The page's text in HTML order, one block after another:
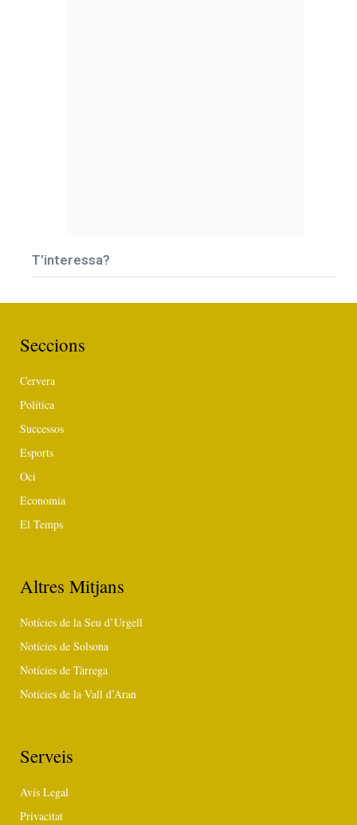
T’interessa?
Seccions
Cervera
Política
Successos
Esports
Oci
Economia
El Temps
Altres Mitjans
Notícies de la Seu d’Urgell
Notícies de Solsona
Notícies de Tàrrega
Notícies de la Vall d’Aran
Serveis
Avís Legal
Privacitat